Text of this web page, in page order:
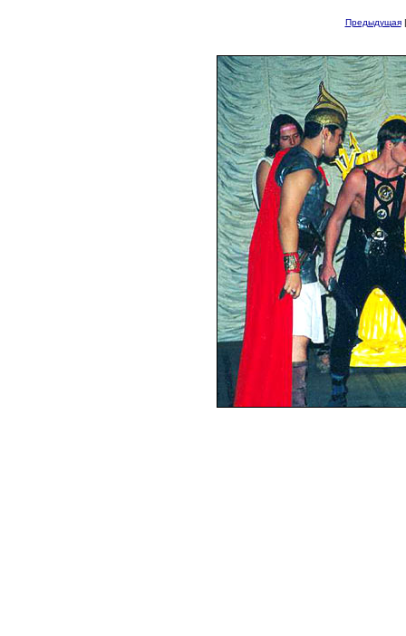
Предыдущая